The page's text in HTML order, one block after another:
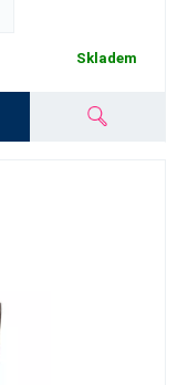
Skladem